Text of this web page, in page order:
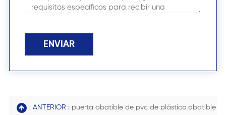
ENVIAR
ANTERIOR : puerta abatible de pvc de plástico abatible